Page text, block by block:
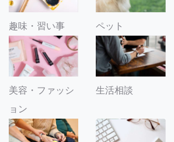
趣味・習い事 ペット
美容・ファッシ
ョン
生活相談